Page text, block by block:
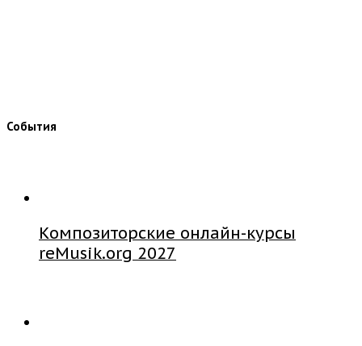
События
Композиторские онлайн-курсы
reMusik.org 2027